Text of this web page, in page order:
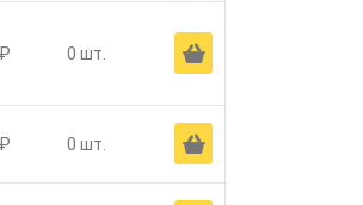
0 шт. Ä
0 шт. Ä